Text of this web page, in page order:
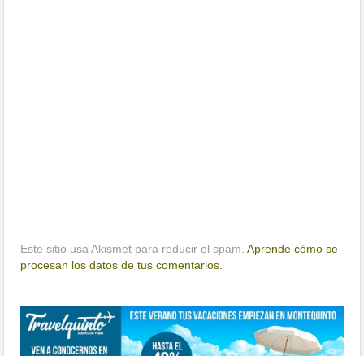
Este sitio usa Akismet para reducir el spam.Aprende cómo se
procesan los datos de tus comentarios.